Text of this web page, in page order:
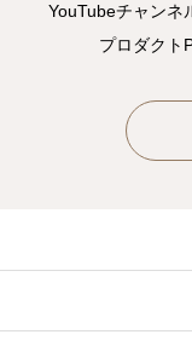
YouTubeチャンネ
プロダクト